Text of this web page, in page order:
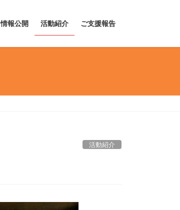
情報公開 活動紹介 ご支援報告
活動紹介